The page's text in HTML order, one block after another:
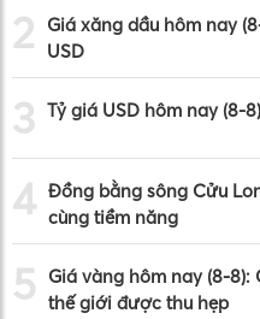
2
Giá xăng dầu hôm nay
USD
3 Tỷ giá USD hôm nay (8-
4 Đồng bằng sông Cửu
cùng tiềm năng
5
Giá vàng hôm nay (8-
thế giới được thu hẹp